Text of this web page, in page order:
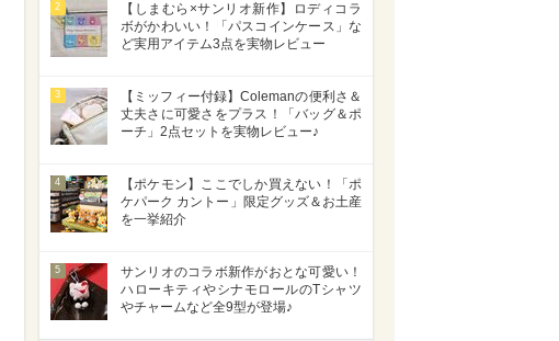
2
【しまむら×サンリオ新作】ロディコラ
ボがかわいい！「パスコインケース」な
ど実用アイテム3点を実物レビュー
3
【ミッフィー付録】Colemanの便利さ＆
丈夫さに可愛さをプラス！「バッグ＆ポ
ーチ」2点セットを実物レビュー♪
4
【ポケモン】ここでしか買えない！「ポ
ケパーク カントー」限定グッズ＆お土産
を一挙紹介
5
サンリオのコラボ新作がおとな可愛い！
ハローキティやシナモロールのTシャツ
やチャームなど全9型が登場♪